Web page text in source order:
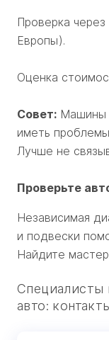
Проверка
Европы).
Оценка
Совет: Машины
иметь
Лучше не
Проверьте
Независимая
и подвески
Найдите
Специалисты
авто: